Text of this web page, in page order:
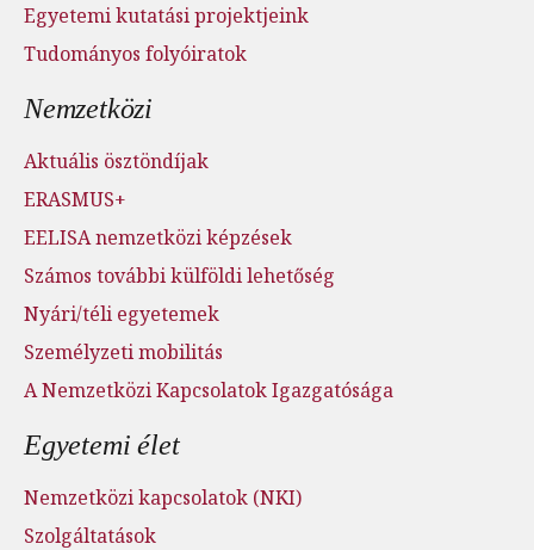
Egyetemi kutatási projektjeink
Tudományos folyóiratok
Nemzetközi
Aktuális ösztöndíjak
ERASMUS+
EELISA nemzetközi képzések
Számos további külföldi lehetőség
Nyári/téli egyetemek
Személyzeti mobilitás
A Nemzetközi Kapcsolatok Igazgatósága
Egyetemi élet
Nemzetközi kapcsolatok (NKI)
Szolgáltatások